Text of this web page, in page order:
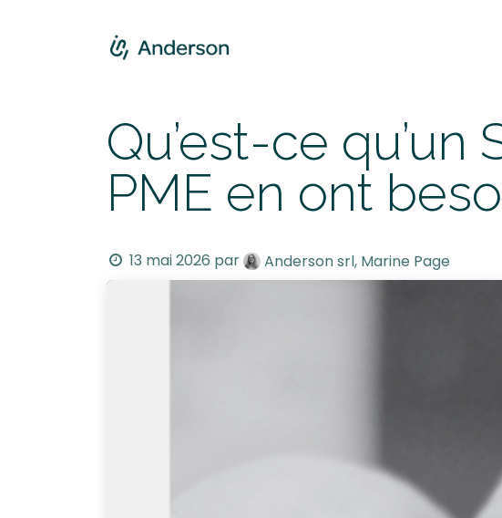
Qu’est-ce
PME en ont
13 mai 2026 par Anderson srl, Marine Page